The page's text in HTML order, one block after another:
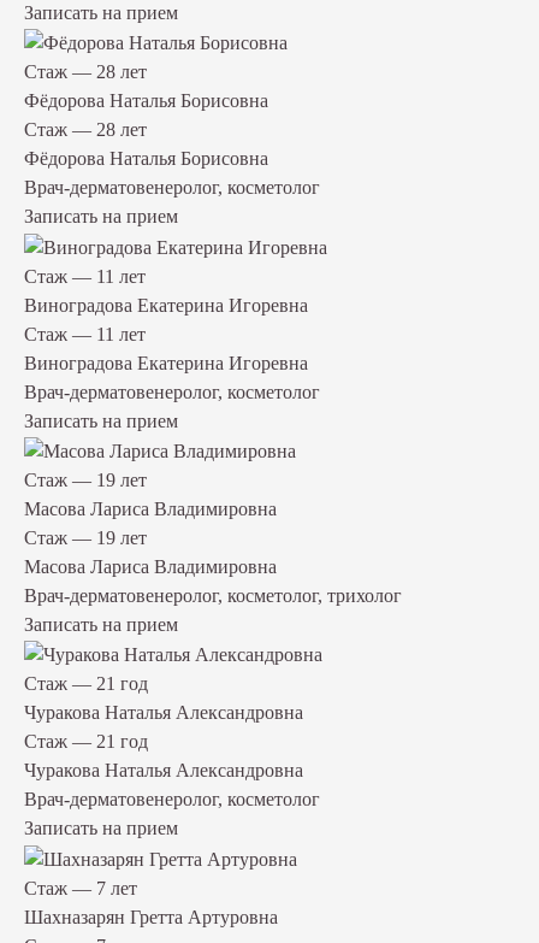
Записать на прием
Стаж — 28 лет
Фёдорова Наталья Борисовна
Стаж — 28 лет
Фёдорова Наталья Борисовна
Врач-дерматовенеролог, косметолог
Записать на прием
Стаж — 11 лет
Виноградова Екатерина Игоревна
Стаж — 11 лет
Виноградова Екатерина Игоревна
Врач-дерматовенеролог, косметолог
Записать на прием
Стаж — 19 лет
Масова Лариса Владимировна
Стаж — 19 лет
Масова Лариса Владимировна
Врач-дерматовенеролог, косметолог, трихолог
Записать на прием
Стаж — 21 год
Чуракова Наталья Александровна
Стаж — 21 год
Чуракова Наталья Александровна
Врач-дерматовенеролог, косметолог
Записать на прием
Стаж — 7 лет
Шахназарян Гретта Артуровна